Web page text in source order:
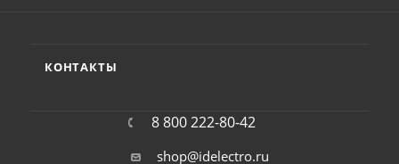
КОНТАКТЫ
8 800 222-80-42
shop@idelectro.ru